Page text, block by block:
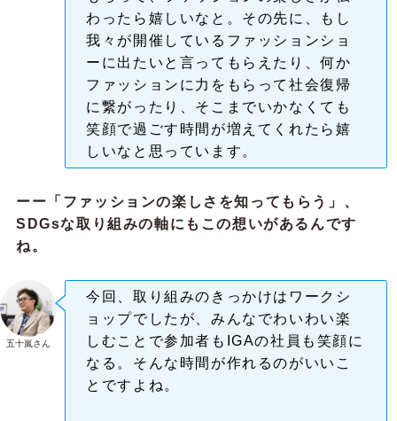
わったら嬉しいなと。その先に、もし
我々が開催しているファッションショ
ーに出たいと言ってもらえたり、何か
ファッションに力をもらって社会復帰
に繋がったり、そこまでいかなくても
笑顔で過ごす時間が増えてくれたら嬉
しいなと思っています。
ーー「ファッションの楽しさを知ってもらう」、
SDGsな取り組みの軸にもこの想いがあるんです
ね。
五十嵐さん
今回、取り組みのきっかけはワークシ
ョップでしたが、みんなでわいわい楽
しむことで参加者もIGAの社員も笑顔に
なる。そんな時間が作れるのがいいこ
とですよね。